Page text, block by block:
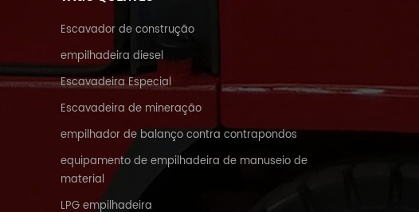
Escavador de construção
empilhadeira diesel
Escavadeira Especial
Escavadeira de mineração
empilhador de balanço contra contrapondos
equipamento de empilhadeira de manuseio de
material
LPG empilhadeira